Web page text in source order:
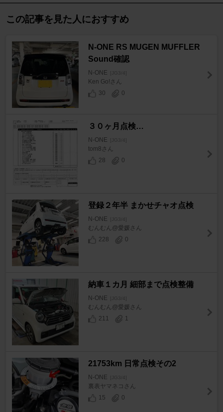
この記事を見た人におすすめ
N-ONE RS MUGEN MUFFLER
Sound確認
N-ONE [JG3/4]
Ken Go!さん
30
0
３０ヶ月点検…
N-ONE [JG3/4]
tom8さん
28
0
登録２年半 まかせチャオ点検
N-ONE [JG3/4]
むんむん@愛媛さん
228
0
納車１カ月 細部まで点検整備
N-ONE [JG3/4]
むんむん@愛媛さん
211
1
21753km 日常点検その2
N-ONE [JG3/4]
裏表ヤマネコさん
15
0